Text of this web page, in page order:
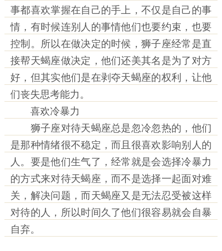
事都喜欢掌握在自己的手上，不仅是自己的事
情，有时候连别人的事情他们也要约束，也要
控制。所以在做决定的时候，狮子座经常是直
接帮天蝎座做决定，他们还美其名是为了对方
好，但其实他们是在剥夺天蝎座的权利，让他
们丧失思考能力。
喜欢冷暴力
狮子座对待天蝎座总是忽冷忽热的，他们
是那种情绪很不稳定，而且很喜欢影响别人的
人。要是他们生气了，经常就是会选择冷暴力
的方式来对待天蝎座，而不是选择一起面对难
关，解决问题，而天蝎座又是无法忍受被这样
对待的人，所以时间久了他们很容易就会自暴
自弃。